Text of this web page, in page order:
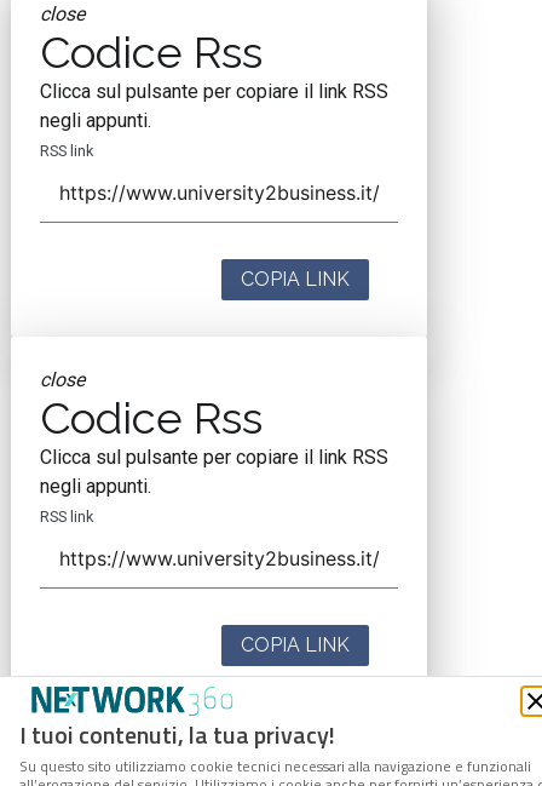
I tuoi contenuti, la tua privacy!
Su questo sito utilizziamo cookie tecnici necessari alla navigazione e funzionali
close
Codice Rss
Clicca sul pulsante per copiare il link RSS
negli appunti.
RSS link
COPIA LINK
close
Codice Rss
Clicca sul pulsante per copiare il link RSS
negli appunti.
RSS link
COPIA LINK